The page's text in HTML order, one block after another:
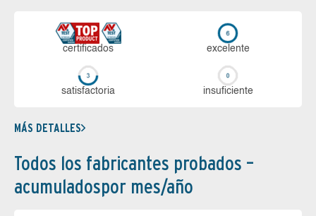
certi­ficados ex­ce­len­te
sa­tis­fac­to­ria in­su­fi­cien­te
MÁS DETALLES
Todos los fabricantes probados –
acumuladospor mes/año